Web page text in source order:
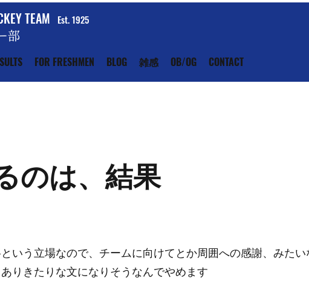
TEAM
部
Est. 1925
FOR FRESHMEN BLOG 雑感 OB/OG CONTACT
のは、結果
いう立場なので、チームに向けてとか周囲への感謝、みたい
りきたりな文になりそうなんでやめます